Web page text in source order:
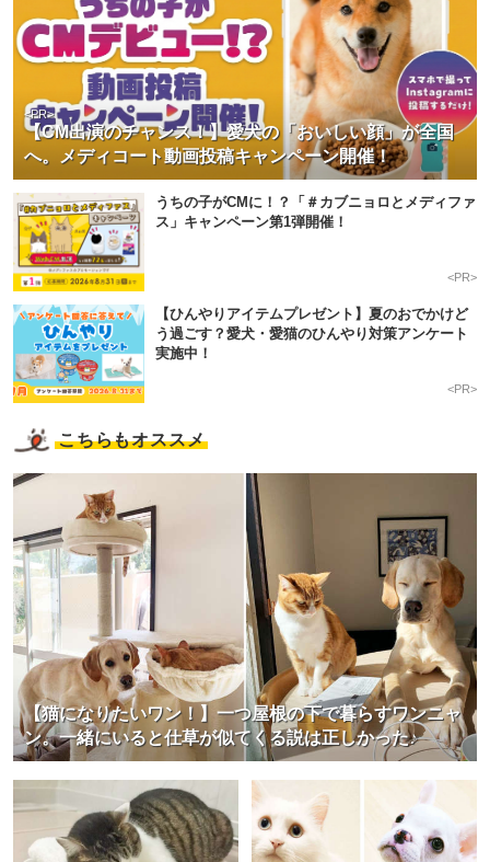
【CM出演のチャンス！】愛犬の「おいしい顔」が全国
へ。メディコート動画投稿キャンペーン開催！
<PR>
うちの子がCMに！？「＃カブニョロとメディファ
ス」キャンペーン第1弾開催！
<PR>
【ひんやりアイテムプレゼント】夏のおでかけど
う過ごす？愛犬・愛猫のひんやり対策アンケート
実施中！
<PR>
こちらもオススメ
【猫になりたいワン！】一つ屋根の下で暮らすワンニャ
ン。一緒にいると仕草が似てくる説は正しかった♪